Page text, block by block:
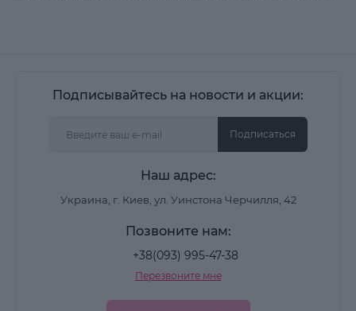
Подписывайтесь на новости и акции:
Подписаться
Наш адрес:
Украина, г. Киев, ул. Уинстона Черчилля, 42
Позвоните нам:
+38(093) 995-47-38
Перезвоните мне